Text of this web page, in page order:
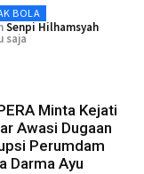
BOLA
Senpi Hilhamsyah
saja
Minta Kejati
Awasi Dugaan
Perumdam
Darma Ayu